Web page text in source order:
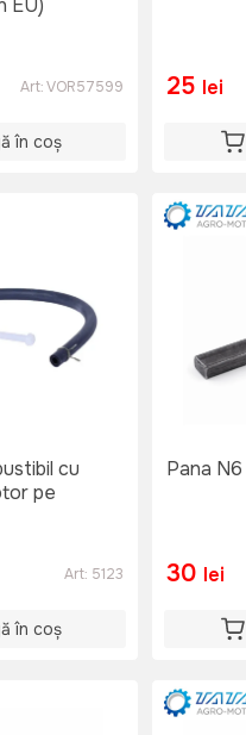
EU)
Art:VOR57599
în coș
25 lei
cu
Art: 5123
în coș
30 lei